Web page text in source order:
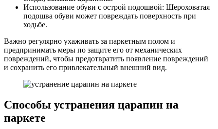
Использование обуви с острой подошвой: Шероховатая
подошва обуви может повреждать поверхность при
ходьбе.
Важно регулярно ухаживать за паркетным полом и
предпринимать меры по защите его от механических
повреждений, чтобы предотвратить появление повреждений
и сохранить его привлекательный внешний вид.
Способы устранения царапин на
паркете